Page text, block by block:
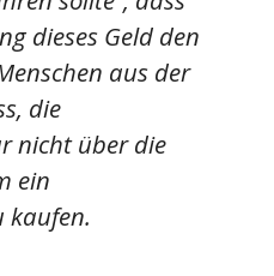
dieses Geld den
aus der
die
nicht über die
ein
kaufen.